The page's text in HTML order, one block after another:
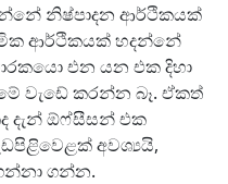
නිෂ්පාදන ආර්ථිකයක්
ආර්ථිකයක් හදන්නේ
එන යන එක දිහා
වැඩේ කරන්න බෑ. ඒකත්
දැන් ඕෆ්සීසන් එක
අවශ්‍යයි,
ගන්න.